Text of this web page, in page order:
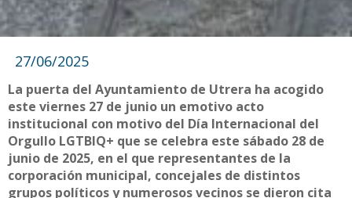
27/06/2025
La puerta del Ayuntamiento de Utrera ha acogido
este viernes 27 de junio un emotivo acto
institucional con motivo del Día Internacional del
Orgullo LGTBIQ+ que se celebra este sábado 28 de
junio de 2025, en el que representantes de la
corporación municipal, concejales de distintos
grupos políticos y numerosos vecinos se dieron cita